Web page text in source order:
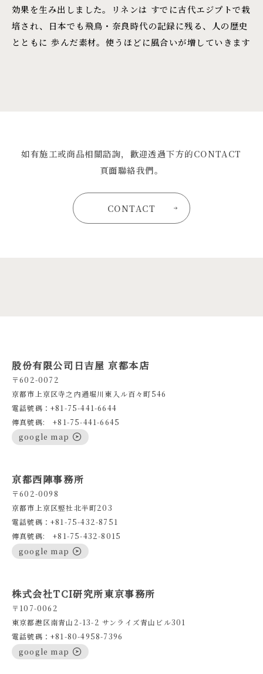
効果を生み出しました。リネンは すでに古代エジプトで栽
培され、日本でも飛鳥・奈良時代の記録に残る、人の歴史
とともに 歩んだ素材。使うほどに風合いが増していきます
如有施工或商品相關諮詢，歡迎透過下方的CONTACT
頁面聯絡我們。
CONTACT
股份有限公司日吉屋 京都本店
〒602-0072
京都市上京区寺之内通堀川東入ル百々町546
電話號碼：+81-75-441-6644
傳真號碼: +81-75-441-6645
google map
京都西陣事務所
〒602-0098
京都市上京区竪社北半町203
電話號碼：+81-75-432-8751
傳真號碼: +81-75-432-8015
google map
株式会社TCI研究所東京事務所
〒107-0062
東京都港区南青山2-13-2 サンライズ青山ビル301
電話號碼：+81-80-4958-7396
google map